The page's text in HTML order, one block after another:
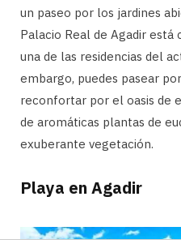
un paseo por los jardines
Palacio Real de Agadir
una de las residencias del
embargo, puedes pasear
reconfortar por el oasis de
de aromáticas plantas de
exuberante vegetación.
Playa en Agadir